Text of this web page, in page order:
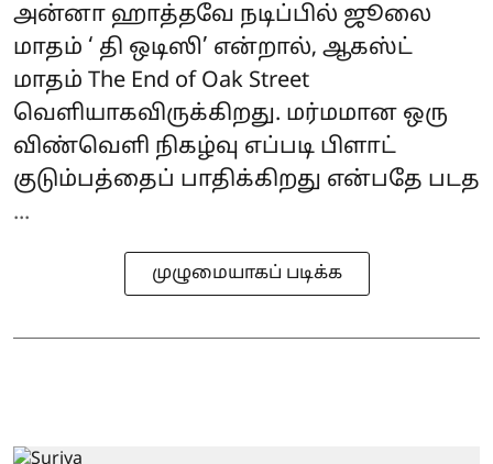
அன்னா ஹாத்தவே நடிப்பில் ஜூலை
மாதம் ‘ தி ஒடிஸி’ என்றால், ஆகஸ்ட்
மாதம் The End of Oak Street
வெளியாகவிருக்கிறது. மர்மமான ஒரு
விண்வெளி நிகழ்வு எப்படி பிளாட்
குடும்பத்தைப் பாதிக்கிறது என்பதே படத
...
முழுமையாகப் படிக்க